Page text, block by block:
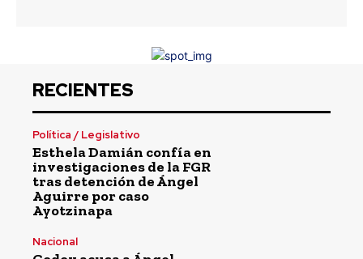
RECIENTES
Política / Legislativo
Esthela Damián confía en
investigaciones de la FGR
tras detención de Ángel
Aguirre por caso
Ayotzinapa
Nacional